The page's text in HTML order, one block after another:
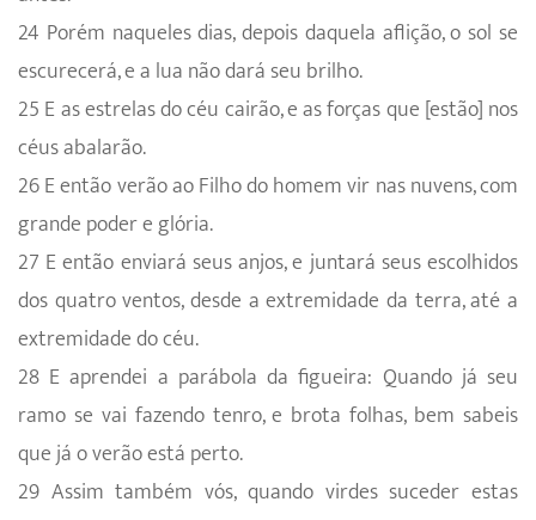
24 Porém naqueles dias, depois daquela aflição, o sol se
escurecerá, e a lua não dará seu brilho.
25 E as estrelas do céu cairão, e as forças que [estão] nos
céus abalarão.
26 E então verão ao Filho do homem vir nas nuvens, com
grande poder e glória.
27 E então enviará seus anjos, e juntará seus escolhidos
dos quatro ventos, desde a extremidade da terra, até a
extremidade do céu.
28 E aprendei a parábola da figueira: Quando já seu
ramo se vai fazendo tenro, e brota folhas, bem sabeis
que já o verão está perto.
29 Assim também vós, quando virdes suceder estas